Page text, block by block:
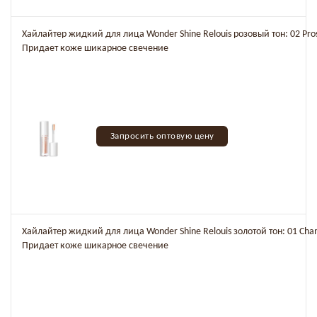
Хайлайтер жидкий для лица Wonder Shine Relouis розовый тон: 02
Придает коже шикарное свечение
Запросить оптовую цену
Хайлайтер жидкий для лица Wonder Shine Relouis золотой тон: 01
Придает коже шикарное свечение